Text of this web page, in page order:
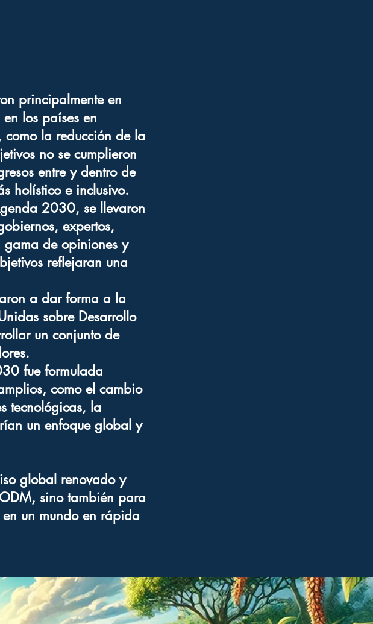
principalmente en
los países en
como la reducción de la
no se cumplieron
entre y dentro de
holístico e inclusivo.
2030, se llevaron
expertos,
de opiniones y
reflejaran una
a dar forma a la
sobre Desarrollo
un conjunto de
fue formulada
como el cambio
tecnológicas, la
un enfoque global y
global renovado y
sino también para
un mundo en rápida